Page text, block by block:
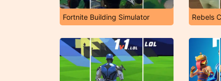
Fortnite Building Simulator Rebels